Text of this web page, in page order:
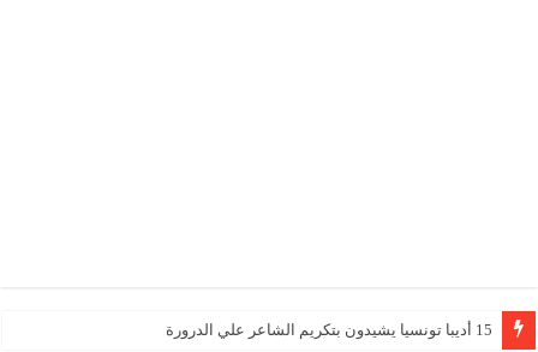
15 أديبا تونسيا يشيدون بتكريم الشاعر علي الدرورة